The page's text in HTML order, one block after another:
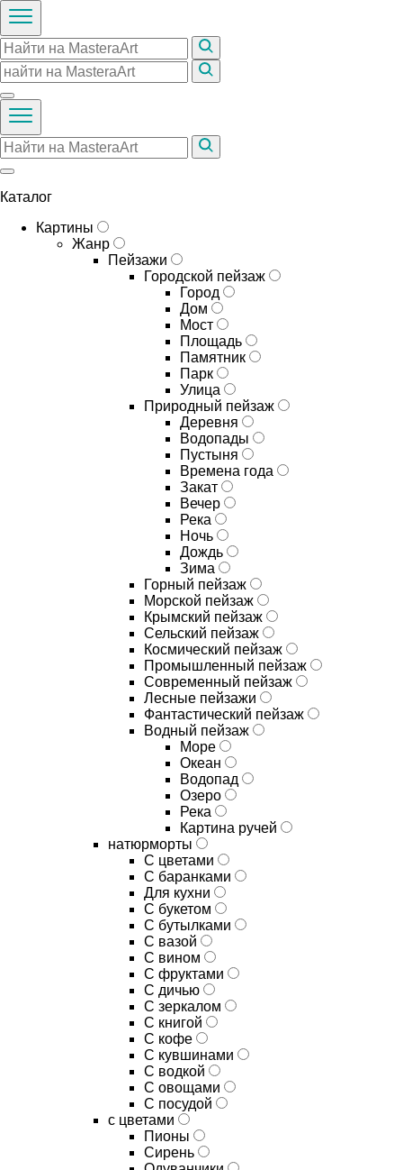
Каталог
Картины
Жанр
Пейзажи
Городской пейзаж
Город
Дом
Мост
Площадь
Памятник
Парк
Улица
Природный пейзаж
Деревня
Водопады
Пустыня
Времена года
Закат
Вечер
Река
Ночь
Дождь
Зима
Горный пейзаж
Морской пейзаж
Крымский пейзаж
Сельский пейзаж
Космический пейзаж
Промышленный пейзаж
Современный пейзаж
Лесные пейзажи
Фантастический пейзаж
Водный пейзаж
Море
Океан
Водопад
Озеро
Река
Картина ручей
натюрморты
С цветами
С баранками
Для кухни
C букетом
C бутылками
C вазой
C вином
C фруктами
C дичью
C зеркалом
C книгой
C кофе
C кувшинами
C водкой
C овощами
C посудой
с цветами
Пионы
Сирень